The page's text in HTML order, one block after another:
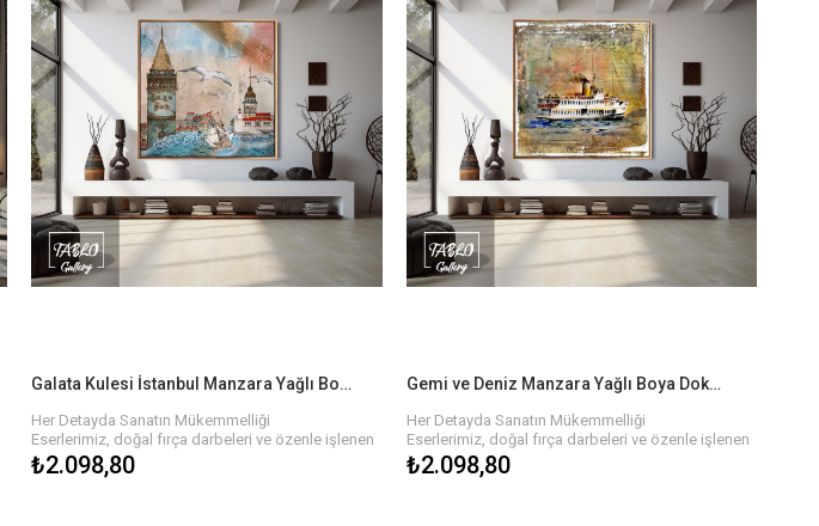
Galata Kulesi İstanbul Manzara Yağlı Boya Dokulu Tablo
Her Detayda Sanatın Mükemmelliği
Eserlerimiz, doğal fırça darbeleri ve özenle işlenen
detaylarla hayat buluyor. Yağlı boyaların zengin
dokusu, tablonun her köşesinde derinlik ve hareket
₺2.098,80
Gemi ve Deniz Manzara Yağlı Boya Dokulu Tablo
Her Detayda Sanatın Mükemmelliği
Eserlerimiz, doğal fırça darbeleri ve özenle işlenen
detaylarla hayat buluyor. Yağlı boyaların zengin
dokusu, tablonun her köşesinde derinlik ve hareket
₺2.098,80